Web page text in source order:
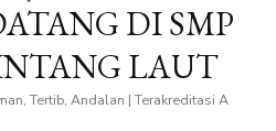
DI SMP
LAUT
Tertib, Andalan | Terakreditasi A